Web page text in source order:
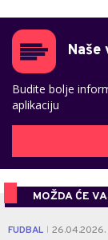
Budite bolje
aplikaciju
MOŽDA ĆE
FUDBAL 26.04.2026.